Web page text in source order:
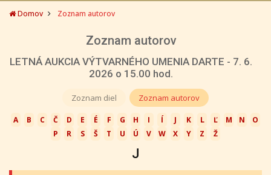
Domov Zoznam autorov
Zoznam autorov
LETNÁ AUKCIA VÝTVARNÉHO UMENIA DARTE - 7. 6.
2026 o 15.00 hod.
Zoznam diel Zoznam autorov
A B C Č D E É F G H I Í J K L Ľ M N
O
P
R S Š T U Ú V W X Y Z Ž
J